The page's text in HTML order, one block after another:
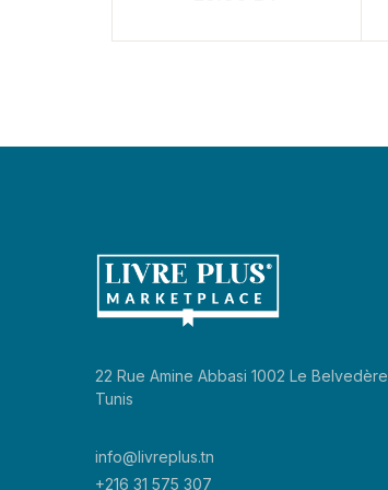
22 Rue Amine Abbasi 1002 Le Belvedère
Tunis
info@livreplus.tn
+216 31 575 307